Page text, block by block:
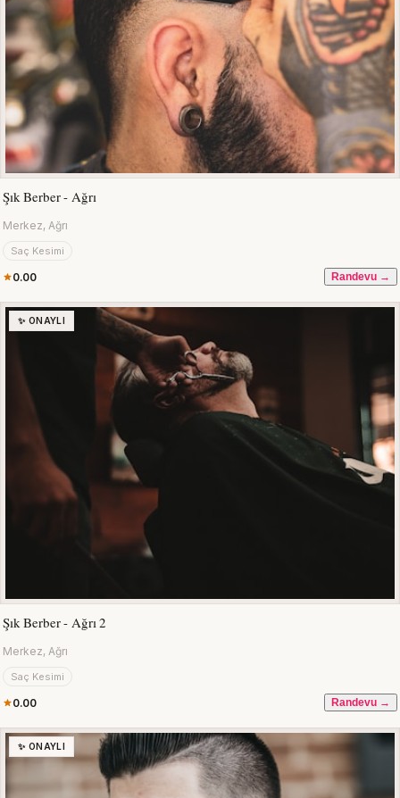
Şık Berber - Ağrı
Merkez, Ağrı
Saç Kesimi
0.00 Randevu →
✨ ONAYLI
Şık Berber - Ağrı 2
Merkez, Ağrı
Saç Kesimi
0.00 Randevu →
✨ ONAYLI